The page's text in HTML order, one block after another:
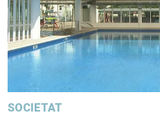
SOCIETAT